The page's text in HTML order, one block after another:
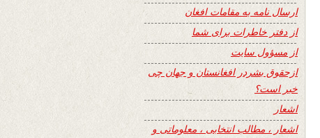
ارسال نامه به مقامات افغان
از دفتر خاطرات برای شما
از مسؤول سایت
ازحقوق بشردر افغانستان و جهان چی
خبر است؟
اشعار
اشعار ، مطالب انتخابی ، معلوماتی و